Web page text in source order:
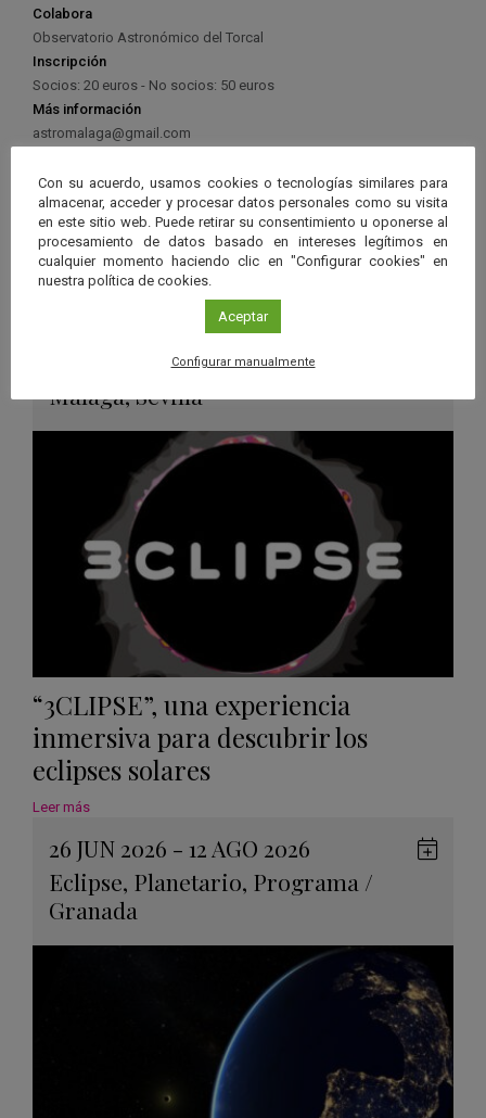
Colabora
Observatorio Astronómico del Torcal
Inscripción
Socios: 20 euros - No socios: 50 euros
Más información
astromalaga@gmail.com
Próximos eventos Ver más
26 JUN 2026 - 26 ENE 2028
Planetario/Gérgal
Málaga,Sevilla
“3CLIPSE”, una experiencia
inmersiva para descubrir los
eclipses solares
Leer más
26 JUN 2026 - 12 AGO 2026
Eclipse, Planetario, Programa /
Granada
Con su acuerdo, usamos cookies o tecnologías similares para
almacenar, acceder y procesar datos personales como su visita
en este sitio web. Puede retirar su consentimiento u oponerse al
procesamiento de datos basado en intereses legítimos en
cualquier momento haciendo clic en "Configurar cookies" en
nuestra política de cookies.
Aceptar
Configurar manualmente